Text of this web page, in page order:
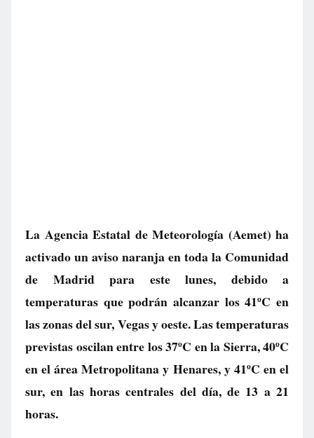
La Agencia Estatal de Meteorología (Aemet) ha
activado un aviso naranja en toda la Comunidad
de Madrid para este lunes, debido a
temperaturas que podrán alcanzar los 41ºC en
las zonas del sur, Vegas y oeste. Las temperaturas
previstas oscilan entre los 37ºC en la Sierra, 40ºC
en el área Metropolitana y Henares, y 41ºC en el
sur, en las horas centrales del día, de 13 a 21
horas.